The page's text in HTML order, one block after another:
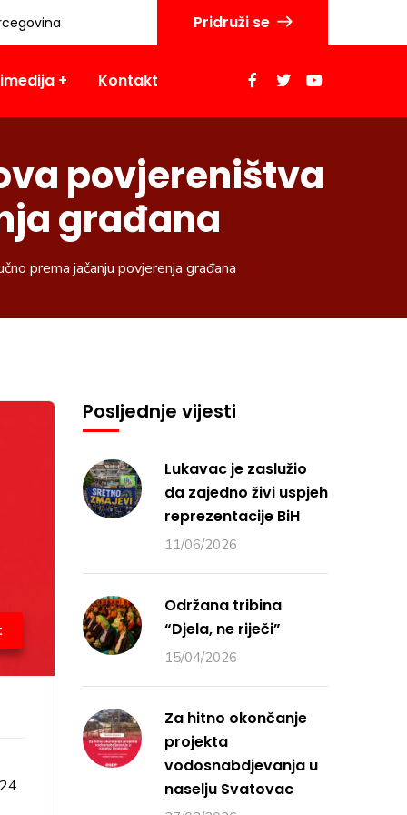
Pridruži se
Kontakt
povjereništva
građana
prema jačanju povjerenja građana
Posljednje vijesti
Lukavac je zaslužio
da zajedno živi uspjeh
reprezentacije BiH
11/06/2026
Održana tribina
“Djela, ne riječi”
15/04/2026
Za hitno okončanje
projekta
vodosnabdjevanja u
naselju Svatovac